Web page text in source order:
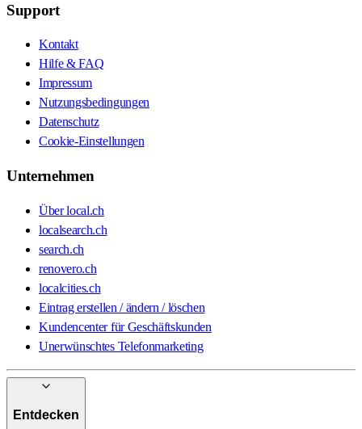
Support
Kontakt
Hilfe & FAQ
Impressum
Nutzungsbedingungen
Datenschutz
Cookie-Einstellungen
Unternehmen
Über local.ch
localsearch.ch
search.ch
renovero.ch
localcities.ch
Eintrag erstellen / ändern / löschen
Kundencenter für Geschäftskunden
Unerwünschtes Telefonmarketing
Entdecken